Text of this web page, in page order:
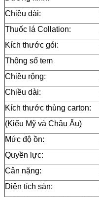
Chiều dài:
Thuốc lá Collation:
Kích thước gói:
Thông số tem
Chiều rộng:
Chiều dài:
Kích thước thùng carton:
(Kiểu Mỹ và Châu Âu)
Mức độ ồn:
Quyền lực:
Cân nặng:
Diện tích sàn: